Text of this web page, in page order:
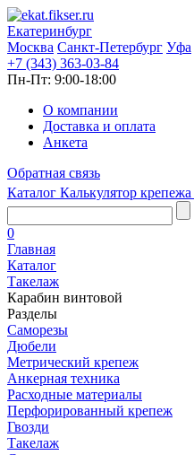
Екатеринбург
Москва Санкт-Петербург Уфа
+7 (343) 363-03-84
Пн-Пт: 9:00-18:00
О компании
Доставка и оплата
Анкета
Обратная связь
Каталог Калькулятор крепежа
0
Главная
Каталог
Такелаж
Карабин винтовой
Разделы
Саморезы
Дюбели
Метрический крепеж
Анкерная техника
Расходные материалы
Перфорированный крепеж
Гвозди
Такелаж